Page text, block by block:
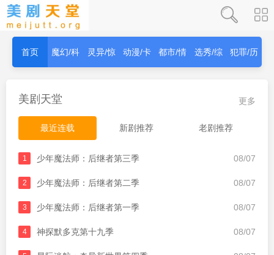
首页 魔幻/科 灵异/惊 动漫/卡 都市/情 选秀/综 犯罪/历
更多
美剧天堂
最近连载 新剧推荐 老剧推荐
08/07
1 少年魔法师：后继者第三季
08/07
2 少年魔法师：后继者第二季
08/07
3 少年魔法师：后继者第一季
08/07
4 神探默多克第十九季